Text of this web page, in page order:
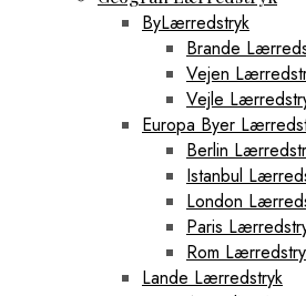
ByLærredstryk
Brande
Vejen
Vejle
Europa Byer
Berlin
Istanbul
London
Paris
Rom
Lande Lærredstryk